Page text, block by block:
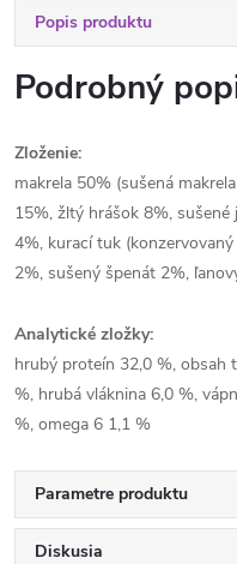
Popis produktu
Podrobný
Zloženie:
makrela 50% (sušená
15%, žltý hrášok 8%,
4%, kurací tuk
2%, sušený špenát 2%,
Analytické zložky:
hrubý proteín 32,0 %, obsah
%, hrubá vláknina 6,0 %,
%, omega 6 1,1 %
Parametre produktu
Diskusia